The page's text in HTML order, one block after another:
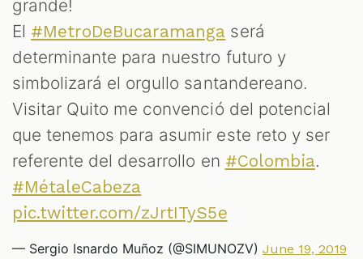
grande!
El #MetroDeBucaramanga será
determinante para nuestro futuro y
simbolizará el orgullo santandereano.
Visitar Quito me convenció del potencial
que tenemos para asumir este reto y ser
referente del desarrollo en #Colombia.
#MétaleCabeza
pic.twitter.com/zJrtITyS5e
— Sergio Isnardo Muñoz (@SIMUNOZV) June 19, 2019